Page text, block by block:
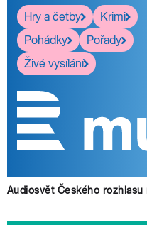
Hry a četby
Krimi
Pohádky
Pořady
Živé vysílání
Audiosvět Českého rozhlasu